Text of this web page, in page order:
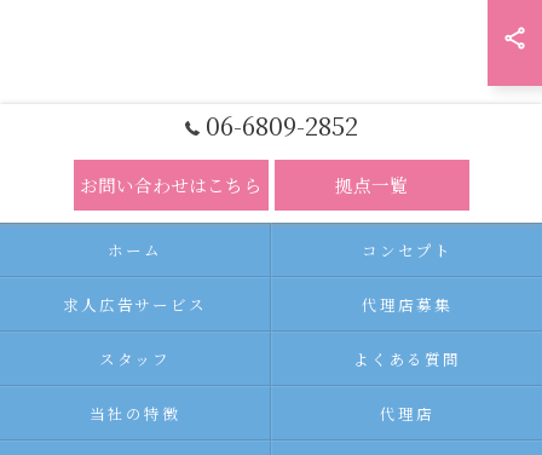
06-6809-2852
お問い合わせはこちら 拠点一覧
ホーム コンセプト
求人広告サービス 代理店募集
スタッフ よくある質問
当社の特徴 代理店